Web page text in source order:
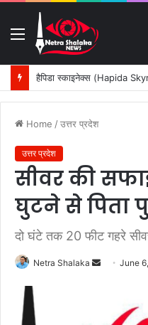
Menu
Home /उत्तर प्रदेश
उत्तर प्रदेश
सीवर की
घुटने से पिता
दो घंटे तक 20 फीट गहरे
Netra Shalaka June